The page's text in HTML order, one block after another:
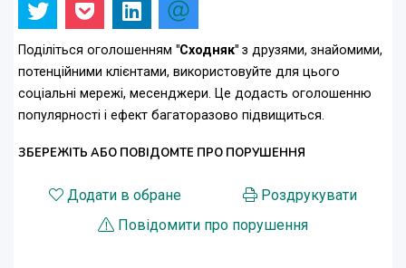
Поділіться оголошенням "Сходняк" з друзями, знайомими,
потенційними клієнтами, використовуйте для цього
соціальні мережі, месенджери. Це додасть оголошенню
популярності і ефект багаторазово підвищиться.
ЗБЕРЕЖІТЬ АБО ПОВІДОМТЕ ПРО ПОРУШЕННЯ
Додати в обране
Роздрукувати
Повідомити про порушення